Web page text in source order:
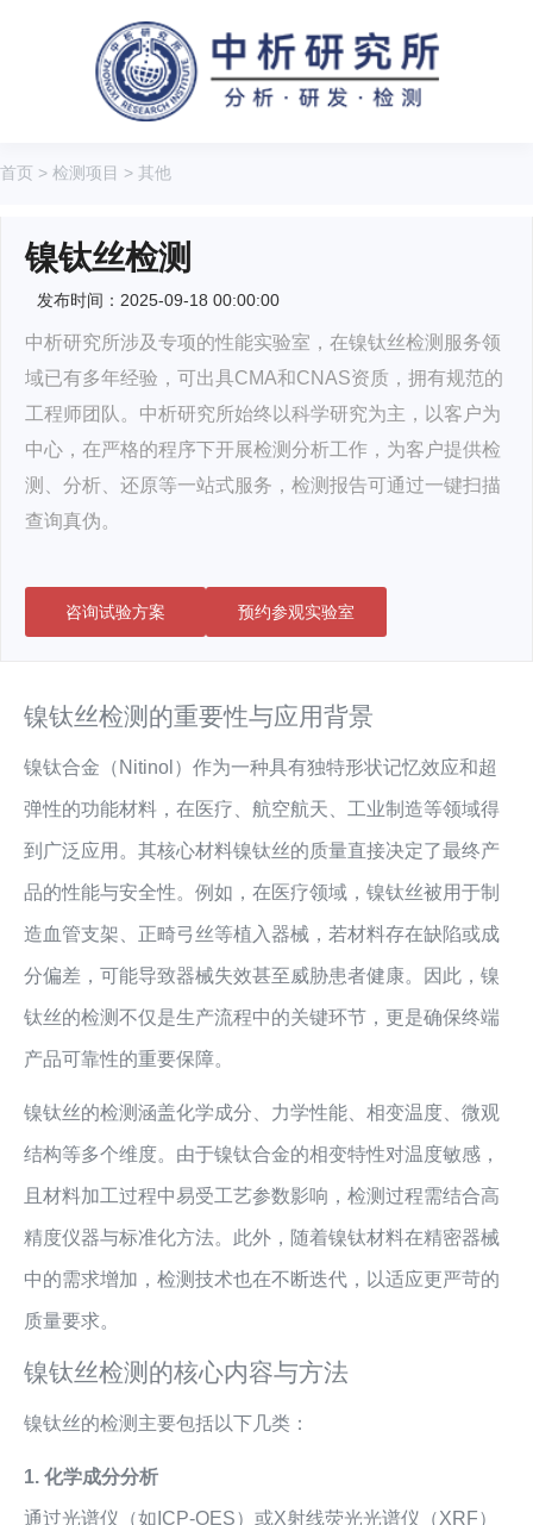
首页 > 检测项目 > 其他
镍钛丝检测
发布时间：2025-09-18 00:00:00
中析研究所涉及专项的性能实验室，在镍钛丝检测服务领
域已有多年经验，可出具CMA和CNAS资质，拥有规范的
工程师团队。中析研究所始终以科学研究为主，以客户为
中心，在严格的程序下开展检测分析工作，为客户提供检
测、分析、还原等一站式服务，检测报告可通过一键扫描
查询真伪。
咨询试验方案 预约参观实验室
镍钛丝检测的重要性与应用背景
镍钛合金（Nitinol）作为一种具有独特形状记忆效应和超
弹性的功能材料，在医疗、航空航天、工业制造等领域得
到广泛应用。其核心材料镍钛丝的质量直接决定了最终产
品的性能与安全性。例如，在医疗领域，镍钛丝被用于制
造血管支架、正畸弓丝等植入器械，若材料存在缺陷或成
分偏差，可能导致器械失效甚至威胁患者健康。因此，镍
钛丝的检测不仅是生产流程中的关键环节，更是确保终端
产品可靠性的重要保障。
镍钛丝的检测涵盖化学成分、力学性能、相变温度、微观
结构等多个维度。由于镍钛合金的相变特性对温度敏感，
且材料加工过程中易受工艺参数影响，检测过程需结合高
精度仪器与标准化方法。此外，随着镍钛材料在精密器械
中的需求增加，检测技术也在不断迭代，以适应更严苛的
质量要求。
镍钛丝检测的核心内容与方法
镍钛丝的检测主要包括以下几类：
1. 化学成分分析
通过光谱仪（如ICP-OES）或X射线荧光光谱仪（XRF）